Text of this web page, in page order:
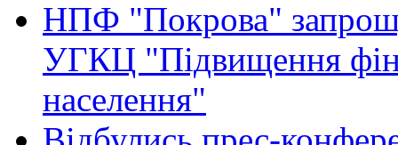
НПФ "Покрова"
УГКЦ "Підвищення
населення"